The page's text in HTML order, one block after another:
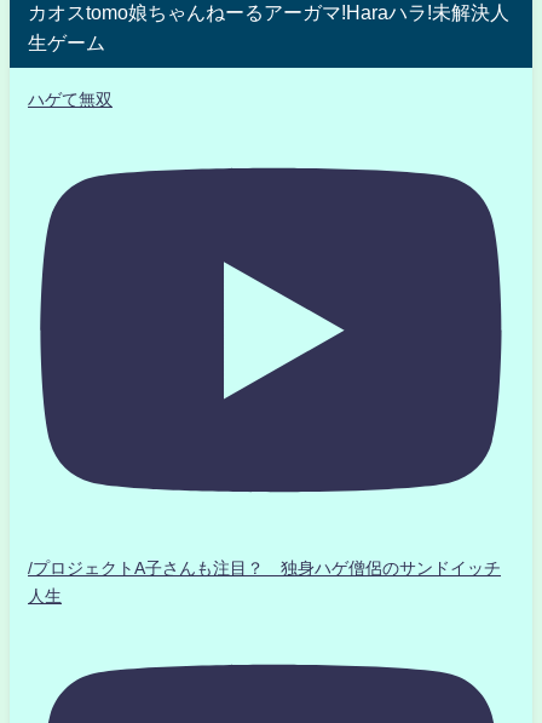
カオスtomo娘ちゃんねーるアーガマ!Haraハラ!未解決人
生ゲーム
ハゲて無双
/プロジェクトA子さんも注目？ 独身ハゲ僧侶のサンドイッチ
人生